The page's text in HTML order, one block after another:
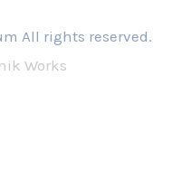
All rights reserved.
Works